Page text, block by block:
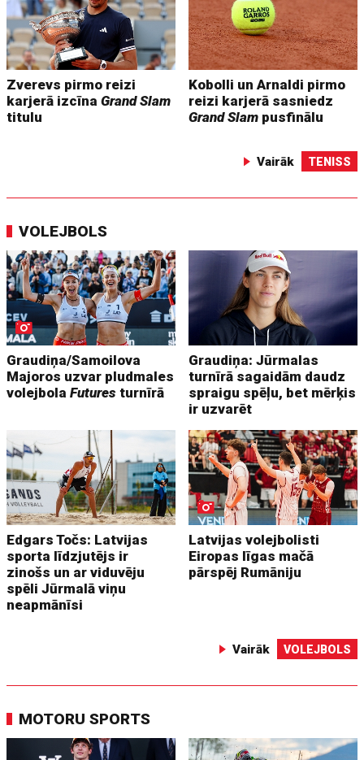
Zverevs pirmo reizi
karjerā izcīnaGrand Slam
titulu
Kobolli un Arnaldi pirmo
reizi karjerā sasniedz
Grand Slam pusfinālu
Vairāk TENISS
VOLEJBOLS
Graudiņa/Samoilova
Majoros uzvar pludmales
volejbolaFutures turnīrā
Graudiņa: Jūrmalas
turnīrā sagaidām daudz
spraigu spēļu, bet mērķis
ir uzvarēt
Edgars Točs: Latvijas
sporta līdzjutējs ir
zinošs un ar viduvēju
spēli Jūrmalā viņu
neapmānīsi
Latvijas volejbolisti
Eiropas līgas mačā
pārspēj Rumāniju
Vairāk VOLEJBOLS
MOTORU SPORTS